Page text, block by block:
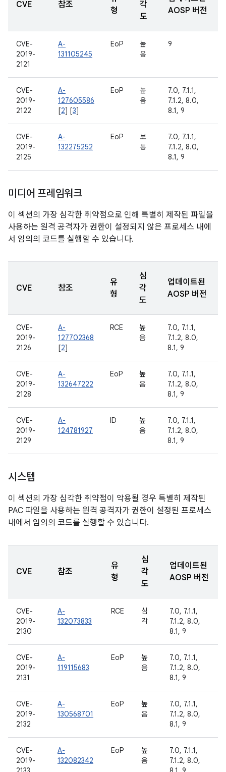
CVE 참조
형
각
도
AOSP 버전
CVE-
2019-
2121
A-
131105245
EoP
높
음
9
CVE-
2019-
2122
A-
127605586
[2] [3]
EoP
높
음
7.0, 7.1.1,
7.1.2, 8.0,
8.1, 9
CVE-
2019-
2125
A-
132275252
EoP
보
통
7.0, 7.1.1,
7.1.2, 8.0,
8.1, 9
미디어 프레임워크
이 섹션의 가장 심각한 취약점으로 인해 특별히 제작된 파일을
사용하는 원격 공격자가 권한이 설정되지 않은 프로세스 내에
서 임의의 코드를 실행할 수 있습니다.
CVE 참조
유
형
심
각
도
업데이트된
AOSP 버전
CVE-
2019-
2126
A-
127702368
[2]
RCE
높
음
7.0, 7.1.1,
7.1.2, 8.0,
8.1, 9
CVE-
2019-
2128
A-
132647222
EoP
높
음
7.0, 7.1.1,
7.1.2, 8.0,
8.1, 9
CVE-
2019-
2129
A-
124781927
ID
높
음
7.0, 7.1.1,
7.1.2, 8.0,
8.1, 9
시스템
이 섹션의 가장 심각한 취약점이 악용될 경우 특별히 제작된
PAC 파일을 사용하는 원격 공격자가 권한이 설정된 프로세스
내에서 임의의 코드를 실행할 수 있습니다.
CVE 참조
유
형
심
각
도
업데이트된
AOSP 버전
CVE-
2019-
2130
A-
132073833
RCE
심
각
7.0, 7.1.1,
7.1.2, 8.0,
8.1, 9
CVE-
2019-
2131
A-
119115683
EoP
높
음
7.0, 7.1.1,
7.1.2, 8.0,
8.1, 9
CVE-
2019-
2132
A-
130568701
EoP
높
음
7.0, 7.1.1,
7.1.2, 8.0,
8.1, 9
CVE-
2019-
A-
132082342
EoP
높
음
7.0, 7.1.1,
7.1.2, 8.0,